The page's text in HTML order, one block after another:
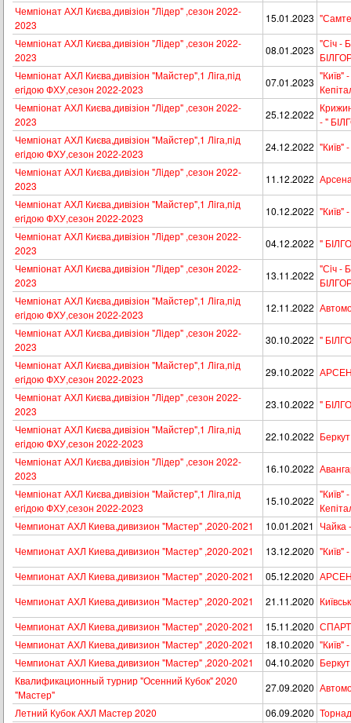
Чемпіонат АХЛ Києва,дивізіон "Лiдер" ,сезон 2022-
2023
15.01.2023
Чемпіонат АХЛ Києва,дивізіон "Лiдер" ,сезон 2022-
2023
08.01.2023
"Сiч -
Чемпіонат АХЛ Києва,дивізіон "Майстер",1 Лiга,пiд
егiдою ФХУ,сезон 2022-2023
07.01.2023
"Київ"
Чемпіонат АХЛ Києва,дивізіон "Лiдер" ,сезон 2022-
2023
25.12.2022
- "
Чемпіонат АХЛ Києва,дивізіон "Майстер",1 Лiга,пiд
егiдою ФХУ,сезон 2022-2023
24.12.2022 "Київ"
Чемпіонат АХЛ Києва,дивізіон "Лiдер" ,сезон 2022-
2023
11.12.2022
Чемпіонат АХЛ Києва,дивізіон "Майстер",1 Лiга,пiд
егiдою ФХУ,сезон 2022-2023
10.12.2022 "Київ"
Чемпіонат АХЛ Києва,дивізіон "Лiдер" ,сезон 2022-
2023
04.12.2022 "
Чемпіонат АХЛ Києва,дивізіон "Лiдер" ,сезон 2022-
2023
13.11.2022
"Сiч -
Чемпіонат АХЛ Києва,дивізіон "Майстер",1 Лiга,пiд
егiдою ФХУ,сезон 2022-2023
12.11.2022
Чемпіонат АХЛ Києва,дивізіон "Лiдер" ,сезон 2022-
2023
30.10.2022 "
Чемпіонат АХЛ Києва,дивізіон "Майстер",1 Лiга,пiд
егiдою ФХУ,сезон 2022-2023
29.10.2022
Чемпіонат АХЛ Києва,дивізіон "Лiдер" ,сезон 2022-
2023
23.10.2022 "
Чемпіонат АХЛ Києва,дивізіон "Майстер",1 Лiга,пiд
егiдою ФХУ,сезон 2022-2023
22.10.2022
Чемпіонат АХЛ Києва,дивізіон "Лiдер" ,сезон 2022-
2023
16.10.2022
Чемпіонат АХЛ Києва,дивізіон "Майстер",1 Лiга,пiд
егiдою ФХУ,сезон 2022-2023
15.10.2022
"Київ"
Чемпионат АХЛ Киева,дивизион "Мастер" ,2020-2021
10.01.2021 Чайка
Чемпионат АХЛ Киева,дивизион "Мастер" ,2020-2021
13.12.2020 "Київ"
Чемпионат АХЛ Киева,дивизион "Мастер" ,2020-2021
05.12.2020
Чемпионат АХЛ Киева,дивизион "Мастер" ,2020-2021
21.11.2020
Чемпионат АХЛ Киева,дивизион "Мастер" ,2020-2021
15.11.2020
Чемпионат АХЛ Киева,дивизион "Мастер" ,2020-2021
18.10.2020 "Київ"
Чемпионат АХЛ Киева,дивизион "Мастер" ,2020-2021
04.10.2020
Квалификационный турнир "Осенний Кубок" 2020
"Мастер"
27.09.2020
Летний Кубок АХЛ Мастер 2020
06.09.2020